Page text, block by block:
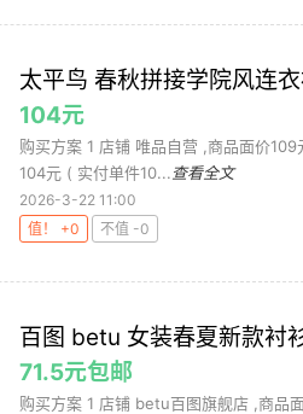
太平鸟 春秋拼接学院风连
104元
购买方案 1 店铺 唯品自营 ,商品面价
104元 ( 实付单件10... 查看全文
2026-3-22 11:00
值！ +0
不值 -0
百图 betu 女装春夏新款衬
71.5元包邮
购买方案 1 店铺 betu百图旗舰店 ,商品